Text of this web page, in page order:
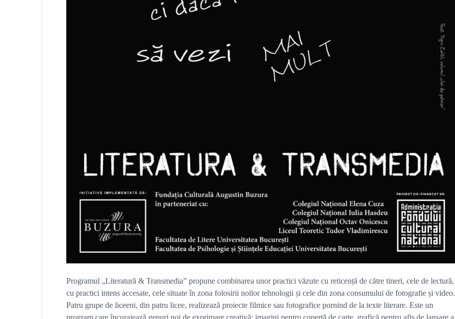
Programul „Literatură & Transmedia” propune combinarea unor practici văzute cu reticență de către tineri, cele de lectură,
cu practici intens accesate, cele situate în zona folosirii noilor tehnologii și cele din zona consumului de fotografie și video.
Patru grupe de liceeni, din patru licee, realizează proiecte filmice sau fotografice pornind de la texte literare. Este un
program care încurajează genuri noi de exprimare creativă: imagini pentru copertă de carte, grafică pentru afiș de lansare a